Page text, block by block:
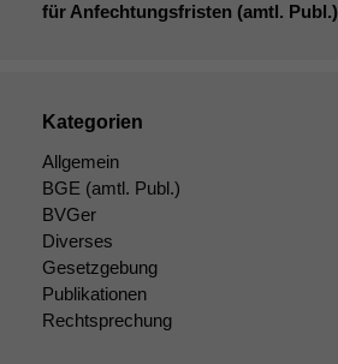
für Anfechtungsfristen (amtl. Publ.)
Kategorien
Allgemein
BGE (amtl. Publ.)
BVGer
Diverses
Gesetzgebung
Publikationen
Rechtsprechung